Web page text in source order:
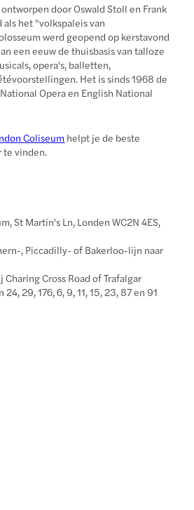
ontworpen door Oswald Stoll en Frank
als het "volkspaleis van
werd geopend op kerstavond
een eeuw de thuisbasis van talloze
opera's, balletten,
Het is sinds 1968 de
Opera en English National
Coliseum helpt je de beste
te vinden.
St Martin's Ln, Londen WC2N 4ES,
, Piccadilly- of Bakerloo-lijn naar
Charing Cross Road of Trafalgar
29, 176, 6, 9, 11, 15, 23, 87 en 91